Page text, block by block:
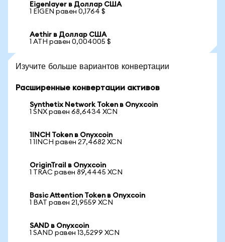
Eigenlayer в Доллар США
1 EIGEN равен 0,1764 $
Aethir в Доллар США
1 ATH равен 0,004005 $
Изучите больше вариантов конвертации
Расширенные конвертации активов
Synthetix Network Token в Onyxcoin
1 SNX равен 68,6434 XCN
1INCH Token в Onyxcoin
1 1INCH равен 27,4682 XCN
OriginTrail в Onyxcoin
1 TRAC равен 89,4445 XCN
Basic Attention Token в Onyxcoin
1 BAT равен 21,9559 XCN
SAND в Onyxcoin
1 SAND равен 13,5299 XCN